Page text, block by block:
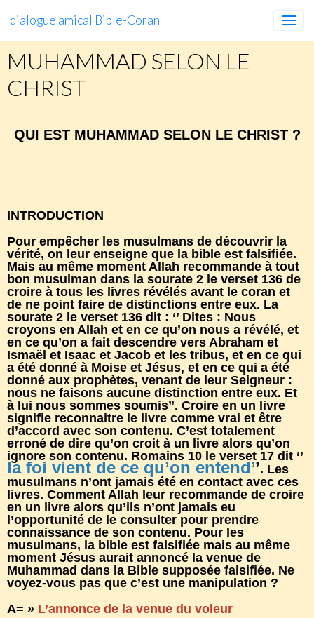
dialogue amical Bible-Coran
MUHAMMAD SELON LE
CHRIST
QUI EST MUHAMMAD SELON LE CHRIST ?
INTRODUCTION
Pour empêcher les musulmans de découvrir la
vérité, on leur enseigne que la bible est falsifiée.
Mais au même moment Allah recommande à tout
bon musulman dans la sourate 2 le verset 136 de
croire à tous les livres révélés avant le coran et
de ne point faire de distinctions entre eux. La
sourate 2 le verset 136 dit : ‘’ Dites : Nous
croyons en Allah et en ce qu’on nous a révélé, et
en ce qu’on a fait descendre vers Abraham et
Ismaël et Isaac et Jacob et les tribus, et en ce qui
a été donné à Moise et Jésus, et en ce qui a été
donné aux prophètes, venant de leur Seigneur :
nous ne faisons aucune distinction entre eux. Et
à lui nous sommes soumis’’. Croire en un livre
signifie reconnaitre le livre comme vrai et être
d’accord avec son contenu. C’est totalement
erroné de dire qu’on croit à un livre alors qu’on
ignore son contenu. Romains 10 le verset 17 dit ‘’
la foi vient de ce qu’on entend’’. Les
musulmans n’ont jamais été en contact avec ces
livres. Comment Allah leur recommande de croire
en un livre alors qu’ils n’ont jamais eu
l’opportunité de le consulter pour prendre
connaissance de son contenu. Pour les
musulmans, la bible est falsifiée mais au même
moment Jésus aurait annoncé la venue de
Muhammad dans la Bible supposée falsifiée. Ne
voyez-vous pas que c’est une manipulation ?
A= » L’annonce de la venue du voleur